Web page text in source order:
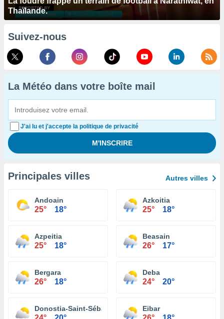
Thaïlande.
Suivez-nous
La Météo dans votre boîte mail
J'ai lu et j'accepte la politique de privacité
Principales villes Autres villes
Andoain
25° 18°
Azkoitia
25° 18°
Azpeitia
25° 18°
Beasain
26° 17°
Bergara
26° 18°
Deba
24° 20°
Donostia-Saint-Sébastien Eibar